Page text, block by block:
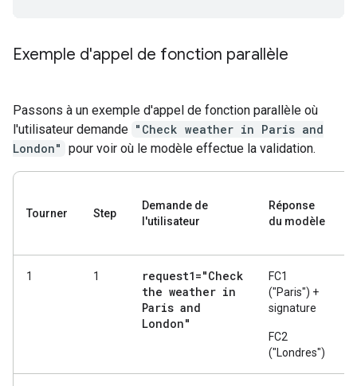
Exemple d'appel de fonction parallèle
Passons à un exemple d'appel de fonction parallèle où
l'utilisateur demande "Check weather in Paris and
London" pour voir où le modèle effectue la validation.
Tourner Step
Demande de
l'utilisateur
Réponse
du modèle
1 1
request1="Check
the weather in
Paris and
London"
FC1
("Paris") +
signature
FC2
("Londres")